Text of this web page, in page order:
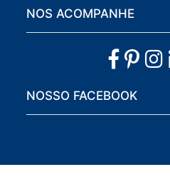
NOS ACOMPANHE
NOSSO FACEBOOK